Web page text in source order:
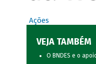
Ações
VEJA TAMBÉM
O BNDES e o